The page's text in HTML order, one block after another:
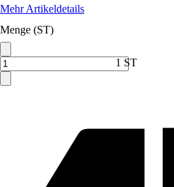
Mehr Artikeldetails
Menge (ST)
1 ST